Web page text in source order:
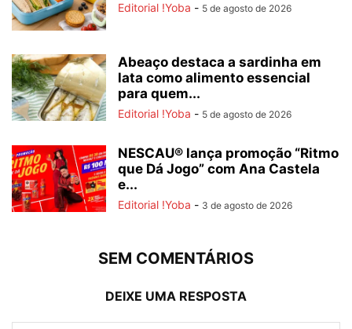
Editorial !Yoba - 5 de agosto de 2026
Abeaço destaca a sardinha em
lata como alimento essencial
para quem...
Editorial !Yoba - 5 de agosto de 2026
NESCAU® lança promoção “Ritmo
que Dá Jogo” com Ana Castela
e...
Editorial !Yoba - 3 de agosto de 2026
SEM COMENTÁRIOS
DEIXE UMA RESPOSTA